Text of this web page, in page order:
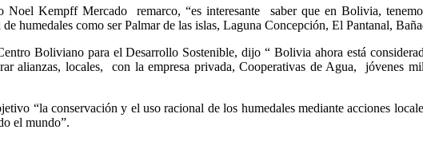
Noel Kempff Mercado remarco, “es interesante saber que en Bolivia,
humedales como ser Palmar de las islas, Laguna Concepción, El Pantanal,
Boliviano para el Desarrollo Sostenible, dijo “ Bolivia ahora está
alianzas, locales, con la empresa privada, Cooperativas de Agua, jóvenes
“la conservación y el uso racional de los humedales mediante acciones
el mundo”.